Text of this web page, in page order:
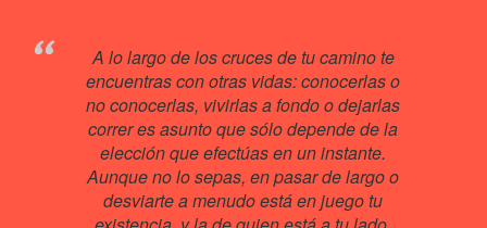
A lo largo de los cruces de tu camino te
encuentras con otras vidas: conocerlas o
no conocerlas, vivirlas a fondo o dejarlas
correr es asunto que sólo depende de la
elección que efectúas en un instante.
Aunque no lo sepas, en pasar de largo o
desviarte a menudo está en juego tu